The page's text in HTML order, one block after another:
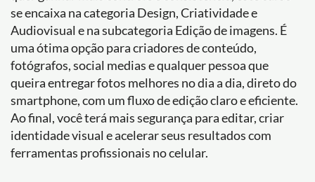
se encaixa na categoria Design, Criatividade e
Audiovisual e na subcategoria Edição de imagens. É
uma ótima opção para criadores de conteúdo,
fotógrafos, social medias e qualquer pessoa que
queira entregar fotos melhores no dia a dia, direto do
smartphone, com um fluxo de edição claro e eficiente.
Ao final, você terá mais segurança para editar, criar
identidade visual e acelerar seus resultados com
ferramentas profissionais no celular.